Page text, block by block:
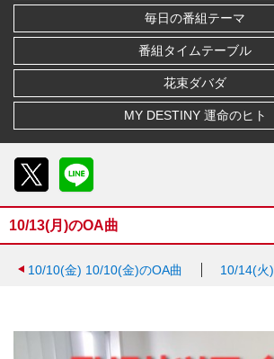
毎日の番組テーマ
番組タイムテーブル
花束ダバダ
MY DESTINY 運命のヒト
10/13(月)のOA曲
10/10(金) 10/10(金)のOA曲 10/14(火)